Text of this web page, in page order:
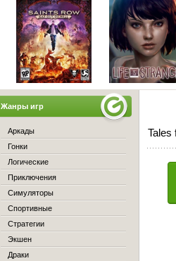
Tales
Жанры игр
Аркады
Гонки
Логические
Приключения
Симуляторы
Спортивные
Стратегии
Экшен
Драки